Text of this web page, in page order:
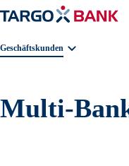
Geschäftsbereichnavigation.
Geschäftskunden
Multi-